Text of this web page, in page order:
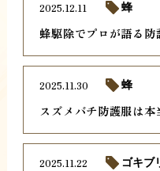
蜂駆除でプロが語る
2025.12.11 蜂
スズメバチ防護服は
2025.11.30 蜂
2025.11.22 ゴキブ